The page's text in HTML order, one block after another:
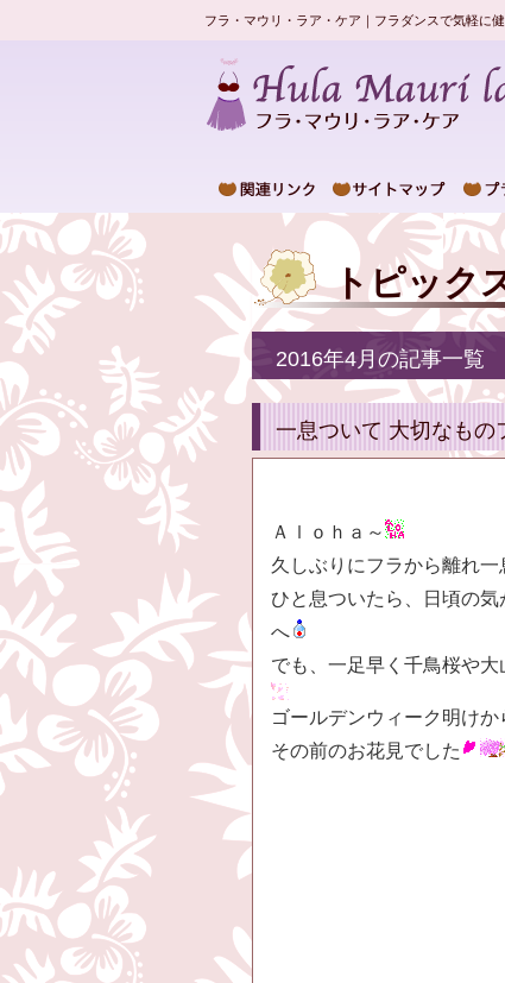
フラ・マウリ・ラア・ケア｜フラダンスで気軽
トピック
2016年4月の記事一覧
一息ついて 大切なもの
Ａｌｏｈａ～
久しぶりにフラから離れ一
ひと息ついたら、日頃の
へ
でも、一足早く千鳥桜や
ゴールデンウィーク明け
その前のお花見でした